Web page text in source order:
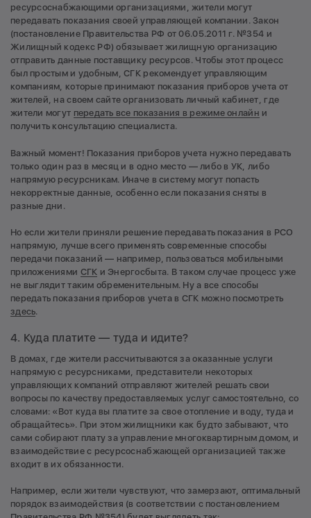
ресурсоснабжающими организациями, жители могут
передавать показания своей управляющей компании. Закон
(постановление Правительства РФ от 06.05.2011 г. №354 и
Жилищный кодекс РФ) обязывает жилищную организацию
отправить данные поставщику ресурсов. Чтобы этот процесс
был простым и удобным, СГК рекомендует управляющим
компаниям, которые принимают показания приборов учета от
жителей, на своем сайте организовать личный кабинет, где
жители могут передать все показания в режиме онлайн и
получить консультацию специалиста.
Важный момент! Показания приборов учета нужно передавать
только один раз в месяц и в одно место — либо в УК, либо
напрямую ресурсникам. Иначе в систему могут попасть
некорректные данные, особенно если показания сняты в
разные дни.
Но если жители приняли решение передавать показания в РСО
напрямую, лучше всего применять современные способы
передачи показаний — например, пользоваться мобильными
приложениями СГК и Энергосбыта. В таком случае процесс уже
не выглядит таким обременительным. Ну а все способы
передать показания приборов учета в СГК можно посмотреть
здесь.
4. Куда платите — туда и идите?
В домах, где жители рассчитываются за оказанные услуги
напрямую с ресурсниками, представители некоторых
управляющих компаний отправляют жителей решать свои
вопросы по качеству предоставляемых услуг самостоятельно, со
словами: «Вот куда вы платите за свое отопление и воду, туда и
обращайтесь». При этом жилищники как будто забывают, что
сами собирают плату за управление многоквартирным домом, и
взаимодействие с ресурсоснабжающей организацией также
входит в их обязанности.
Например, если жители чувствуют, что замерзают, оптимальный
порядок взаимодействия (в соответствии с постановлением